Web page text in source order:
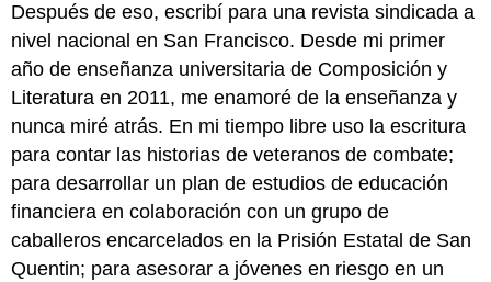
Después de eso, escribí para una revista sindicada a
nivel nacional en San Francisco. Desde mi primer
año de enseñanza universitaria de Composición y
Literatura en 2011, me enamoré de la enseñanza y
nunca miré atrás. En mi tiempo libre uso la escritura
para contar las historias de veteranos de combate;
para desarrollar un plan de estudios de educación
financiera en colaboración con un grupo de
caballeros encarcelados en la Prisión Estatal de San
Quentin; para asesorar a jóvenes en riesgo en un